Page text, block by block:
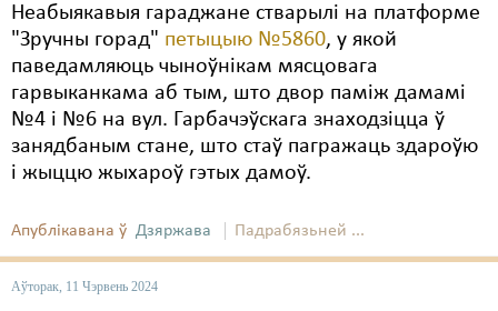
Неабыякавыя гараджане стварылі на платформе
"Зручны горад" петыцыю №5860, у якой
паведамляюць чыноўнікам мясцовага
гарвыканкама аб тым, што двор паміж дамамі
№4 і №6 на вул. Гарбачэўскага знаходзіцца ў
занядбаным стане, што стаў пагражаць здароўю
і жыццю жыхароў гэтых дамоў.
Апублікавана ў Дзяржава Падрабязьней ...
Аўторак, 11 Чэрвень 2024